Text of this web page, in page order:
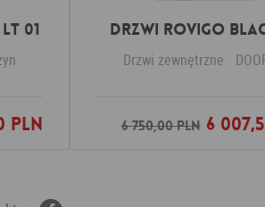
01
PLN
DRZWI ROVIGO
Drzwi zewnętrzne
6 750,00 PLN6
Dodaj do